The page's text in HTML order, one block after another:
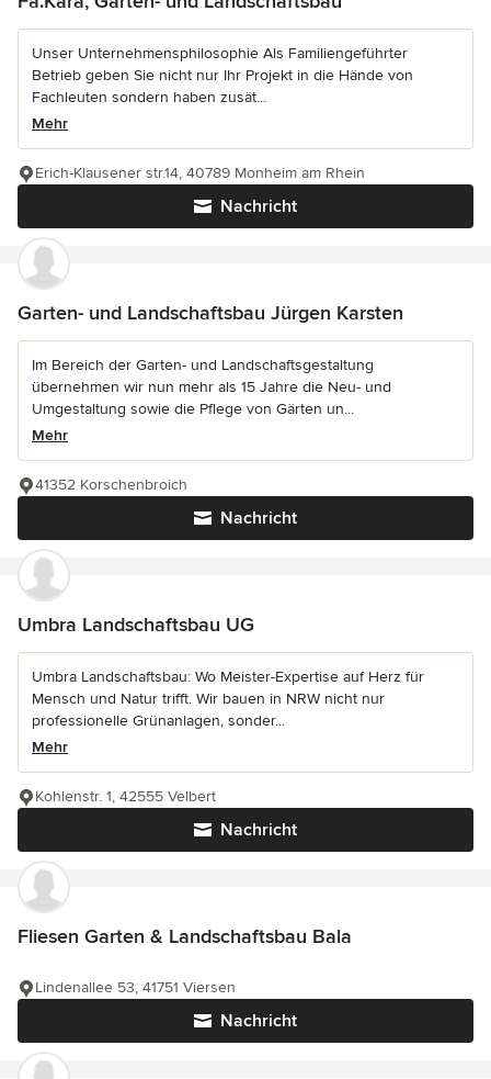
Unser Unternehmensphilosophie Als Familiengeführter
Betrieb geben Sie nicht nur Ihr Projekt in die Hände von
Fachleuten sondern haben zusät...
Mehr
Nachricht
Erich-Klausener str.14, 40789 Monheim am Rhein
Garten- und Landschaftsbau Jürgen Karsten
Im Bereich der Garten- und Landschaftsgestaltung
übernehmen wir nun mehr als 15 Jahre die Neu- und
Umgestaltung sowie die Pflege von Gärten un...
Mehr
Nachricht
41352 Korschenbroich
Umbra Landschaftsbau UG
Umbra Landschaftsbau: Wo Meister-Expertise auf Herz für
Mensch und Natur trifft. Wir bauen in NRW nicht nur
professionelle Grünanlagen, sonder...
Mehr
Nachricht
Kohlenstr. 1, 42555 Velbert
Fliesen Garten & Landschaftsbau Bala
Nachricht
Lindenallee 53, 41751 Viersen